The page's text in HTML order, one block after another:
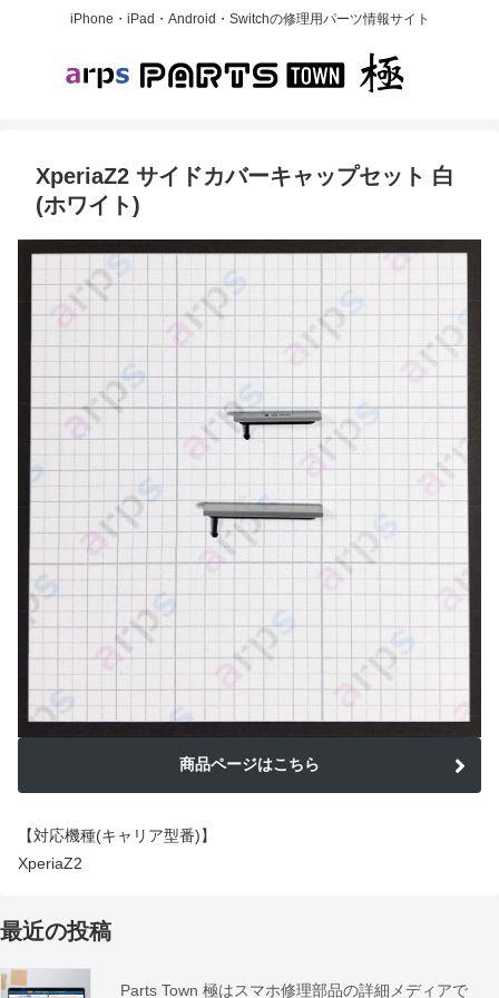
iPhone・iPad・Android・Switchの修理用パーツ情報サイト
XperiaZ2 サイドカバーキャップセット 白
(ホワイト)
商品ページはこちら
【対応機種(キャリア型番)】
XperiaZ2
最近の投稿
Parts Town 極はスマホ修理部品の詳細メディアで